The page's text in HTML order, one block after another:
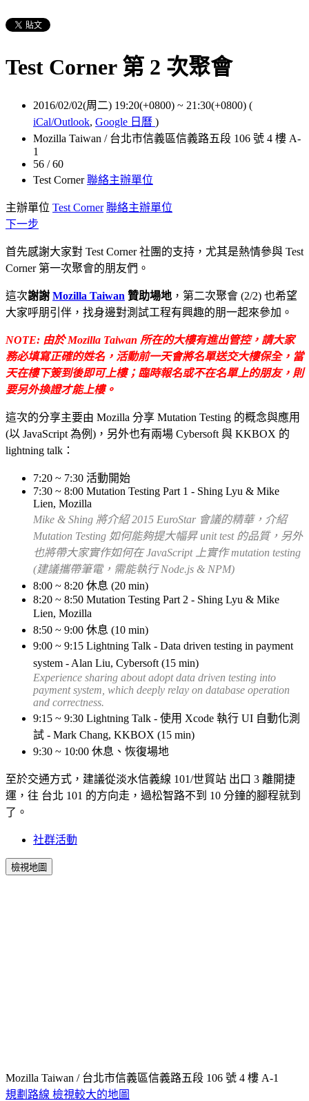
Test Corner 第 2 次聚會
2016/02/02(周二) 19:20(+0800) ~ 21:30(+0800) (
iCal/Outlook, Google 日曆 )
Mozilla Taiwan / 台北市信義區信義路五段 106 號 4 樓 A-
1
56 / 60
Test Corner聯絡主辦單位
主辦單位 Test Corner 聯絡主辦單位
下一步
首先感謝大家對 Test Corner 社團的支持，尤其是熱情參與 Test
Corner 第一次聚會的朋友們。
這次謝謝 Mozilla Taiwan 贊助場地 ，第二次聚會 (2/2) 也希望
大家呼朋引伴，找身邊對測試工程有興趣的朋一起來參加。
NOTE: 由於 Mozilla Taiwan 所在的大樓有進出管控，請大家
務必填寫正確的姓名，活動前一天會將名單送交大樓保全，當
天在樓下簽到後即可上樓；臨時報名或不在名單上的朋友，則
要另外換證才能上樓。
這次的分享主要由 Mozilla 分享 Mutation Testing 的概念與應用
(以 JavaScript 為例)，另外也有兩場 Cybersoft 與 KKBOX 的
lightning talk：
7:20 ~ 7:30 活動開始
7:30 ~ 8:00 Mutation Testing Part 1 - Shing Lyu & Mike
Lien, Mozilla
Mike & Shing 將介紹 2015 EuroStar 會議的精華，介紹
Mutation Testing 如何能夠提大幅昇 unit test 的品質，另外
也將帶大家實作如何在 JavaScript 上實作 mutation testing
(建議攜帶筆電，需能執行 Node.js & NPM)
8:00 ~ 8:20 休息 (20 min)
8:20 ~ 8:50 Mutation Testing Part 2 - Shing Lyu & Mike
Lien, Mozilla
8:50 ~ 9:00 休息 (10 min)
9:00 ~ 9:15 Lightning Talk - Data driven testing in payment
system - Alan Liu, Cybersoft (15 min)
Experience sharing about adopt data driven testing into
payment system, which deeply relay on database operation
and correctness.
9:15 ~ 9:30 Lightning Talk - 使用 Xcode 執行 UI 自動化測
試 - Mark Chang, KKBOX (15 min)
9:30 ~ 10:00 休息、恢復場地
至於交通方式，建議從淡水信義線 101/世貿站 出口 3 離開捷
運，往 台北 101 的方向走，過松智路不到 10 分鐘的腳程就到
了。
社群活動
檢視地圖
Mozilla Taiwan / 台北市信義區信義路五段 106 號 4 樓 A-1
規劃路線 檢視較大的地圖